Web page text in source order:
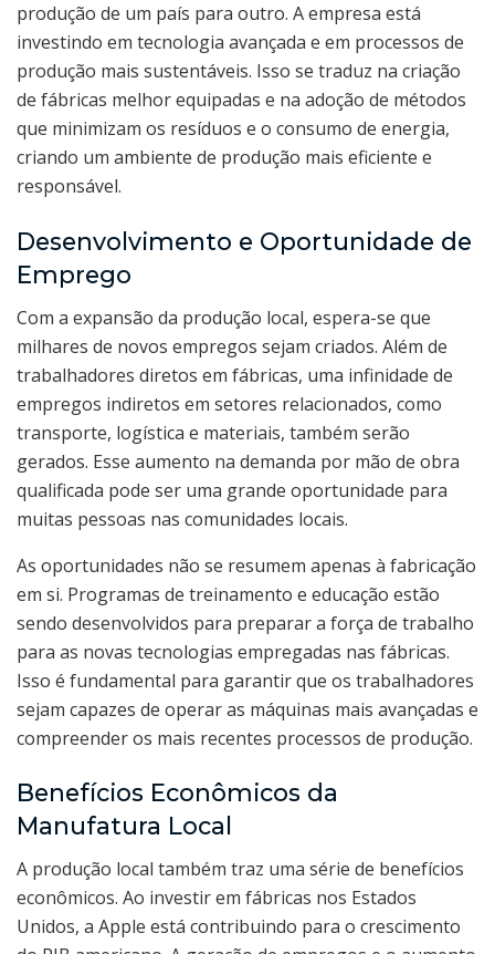
produção de um país para outro. A empresa está
investindo em tecnologia avançada e em processos de
produção mais sustentáveis. Isso se traduz na criação
de fábricas melhor equipadas e na adoção de métodos
que minimizam os resíduos e o consumo de energia,
criando um ambiente de produção mais eficiente e
responsável.
Desenvolvimento e Oportunidade de
Emprego
Com a expansão da produção local, espera-se que
milhares de novos empregos sejam criados. Além de
trabalhadores diretos em fábricas, uma infinidade de
empregos indiretos em setores relacionados, como
transporte, logística e materiais, também serão
gerados. Esse aumento na demanda por mão de obra
qualificada pode ser uma grande oportunidade para
muitas pessoas nas comunidades locais.
As oportunidades não se resumem apenas à fabricação
em si. Programas de treinamento e educação estão
sendo desenvolvidos para preparar a força de trabalho
para as novas tecnologias empregadas nas fábricas.
Isso é fundamental para garantir que os trabalhadores
sejam capazes de operar as máquinas mais avançadas e
compreender os mais recentes processos de produção.
Benefícios Econômicos da
Manufatura Local
A produção local também traz uma série de benefícios
econômicos. Ao investir em fábricas nos Estados
Unidos, a Apple está contribuindo para o crescimento